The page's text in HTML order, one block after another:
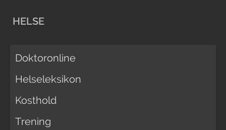
HELSE
Doktoronline
Helseleksikon
Kosthold
Trening